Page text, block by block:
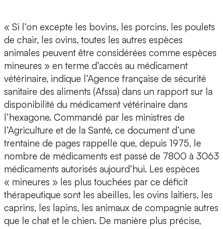
« Si l’on excepte les bovins, les porcins, les poulets
de chair, les ovins, toutes les autres espèces
animales peuvent être considérées comme espèces
mineures » en terme d’accès au médicament
vétérinaire, indique l’Agence française de sécurité
sanitaire des aliments (Afssa) dans un rapport sur la
disponibilité du médicament vétérinaire dans
l’hexagone. Commandé par les ministres de
l’Agriculture et de la Santé, ce document d’une
trentaine de pages rappelle que, depuis 1975, le
nombre de médicaments est passé de 7800 à 3063
médicaments autorisés aujourd’hui. Les espèces
« mineures » les plus touchées par ce déficit
thérapeutique sont les abeilles, les ovins laitiers, les
caprins, les lapins, les animaux de compagnie autres
que le chat et le chien. De manière plus précise,